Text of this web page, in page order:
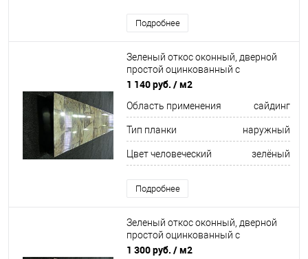
Подробнее
Зеленый откос оконный, дверной
простой оцинкованный c
порошковым покрытием 0,5мм RAL
1 140 руб. / м2
Область применения сайдинг
Тип планки наружный
Цвет человеческий зелёный
Подробнее
Зеленый откос оконный, дверной
простой оцинкованный c
порошковым покрытием 0,55мм
1 300 руб. / м2